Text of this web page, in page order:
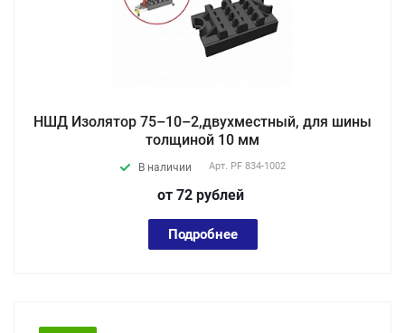
НШД Изолятор 75–10–2,двухместный, для шины
толщиной 10 мм
В наличии Арт. PF 834-1002
от 72 рублей
Подробнее